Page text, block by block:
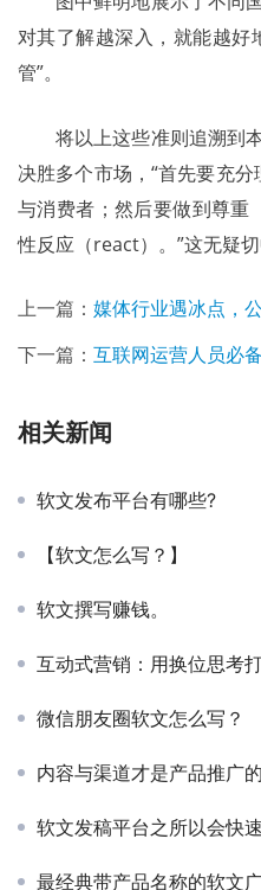
对其了解越深入，就能越好
管”。
	将以上这些准则追溯到本源，侯静忟总结道，品牌若想
决胜多个市场，“首先要充
与消费者；然后要做到尊
性反应（react）。”这无疑切
上一篇： 媒体行业遇冰点，
下一篇： 互联网运营人员必
相关新闻
软文发布平台有哪些?
【软文怎么写？】
软文撰写赚钱。
互动式营销：用换位思考
微信朋友圈软文怎么写？
内容与渠道才是产品推广
软文发稿平台之所以会快
最经典带产品名称的软文广